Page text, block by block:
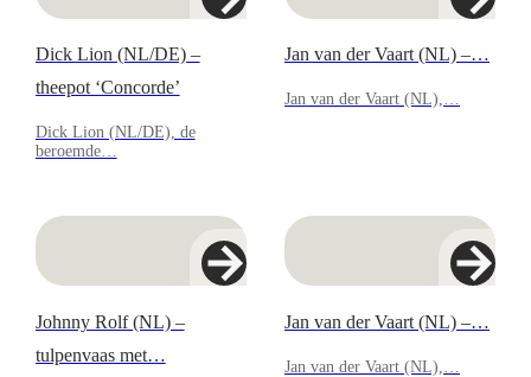
Dick Lion (NL/DE) –
theepot ‘Concorde’
Dick Lion (NL/DE), de
beroemde…
Jan van der Vaart (NL) –…
Jan van der Vaart (NL),…
Johnny Rolf (NL) –
tulpenvaas met…
Jan van der Vaart (NL) –…
Jan van der Vaart (NL),…